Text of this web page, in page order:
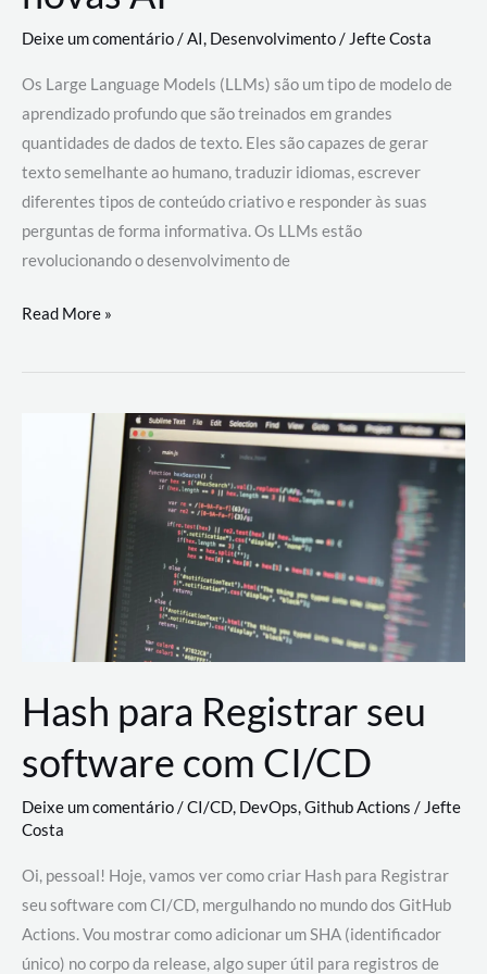
Deixe um comentário/AI, Desenvolvimento/ Jefte Costa
Os Large Language Models (LLMs) são um tipo de modelo de
aprendizado profundo que são treinados em grandes
quantidades de dados de texto. Eles são capazes de gerar
texto semelhante ao humano, traduzir idiomas, escrever
diferentes tipos de conteúdo criativo e responder às suas
perguntas de forma informativa. Os LLMs estão
revolucionando o desenvolvimento de
Large
Models
revolucionando
desenvolvimento
Read More »
Hash para Registrar seu
software com CI/CD
Deixe um comentário/CI/CD, DevOps,Github Actions /Jefte
Costa
Oi, pessoal! Hoje, vamos ver como criar Hash para Registrar
seu software com CI/CD, mergulhando no mundo dos GitHub
Actions. Vou mostrar como adicionar um SHA (identificador
único) no corpo da release, algo super útil para registros de